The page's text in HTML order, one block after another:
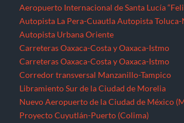
Aeropuerto Internacional de Santa Lucía
Autopista La Pera-Cuautla Autopista Toluca-
Autopista Urbana Oriente
Carreteras Oaxaca-Costa y Oaxaca-Istmo
Carreteras Oaxaca-Costa y Oaxaca-Istmo
Corredor transversal Manzanillo-Tampico
Libramiento Sur de la Ciudad de Morelia
Nuevo Aeropuerto de la Ciudad de México
Proyecto Cuyutlán-Puerto (Colima)